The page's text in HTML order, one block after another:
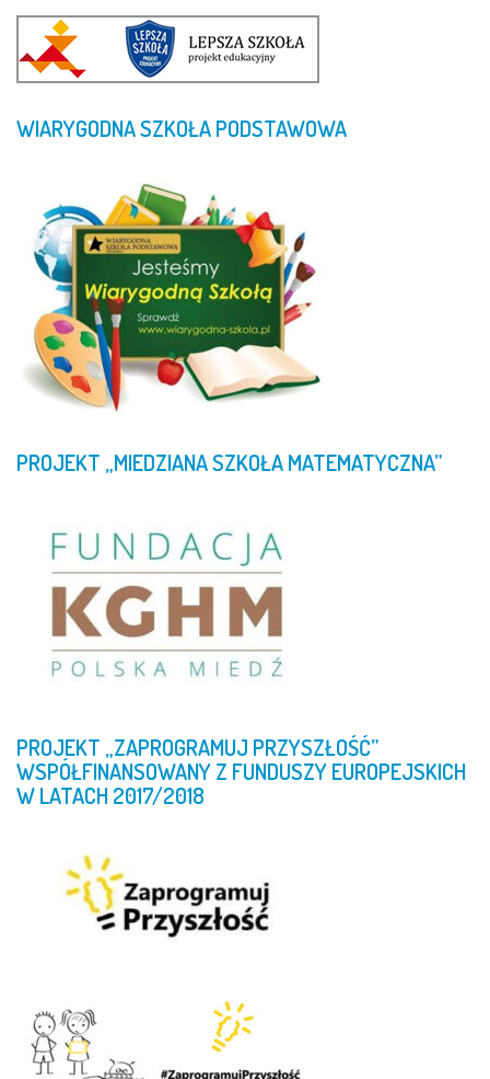
WIARYGODNASZKOŁAPODSTAWOWA
PROJEKT „MIEDZIANASZKOŁAMATEMATYCZNA”
PROJEKT „ZAPROGRAMUJ PRZYSZŁOŚĆ”
WSPÓŁFINANSOWANYZ FUNDUSZYEUROPEJSKICH
WLATACH2017/2018